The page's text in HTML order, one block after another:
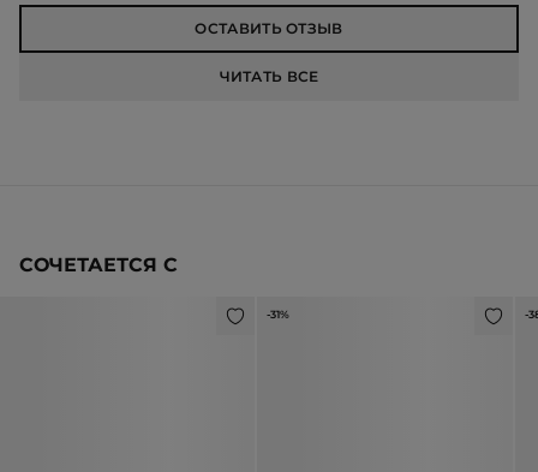
ОСТАВИТЬ ОТЗЫВ
ЧИТАТЬ ВСЕ
СОЧЕТАЕТСЯ С
-31% -